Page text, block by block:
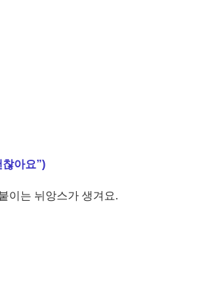
아요”)
이는 뉘앙스가 생겨요.